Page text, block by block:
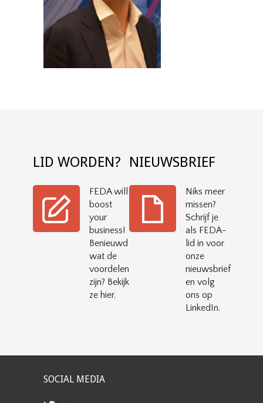
LID WORDEN?
FEDA will
boost
your
business!
Benieuwd
wat de
voordelen
zijn? Bekijk
ze hier.
NIEUWSBRIEF
Niks meer
missen?
Schrijf je
als FEDA-
lid in voor
onze
nieuwsbrief
en volg
ons op
LinkedIn.
SOCIAL MEDIA